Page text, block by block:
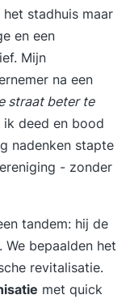
stadhuis maar
en een
Mijn
na een
straat beter te
deed en bood
nadenken stapte
- zonder
tandem: hij de
We bepaalden het
revitalisatie.
met quick